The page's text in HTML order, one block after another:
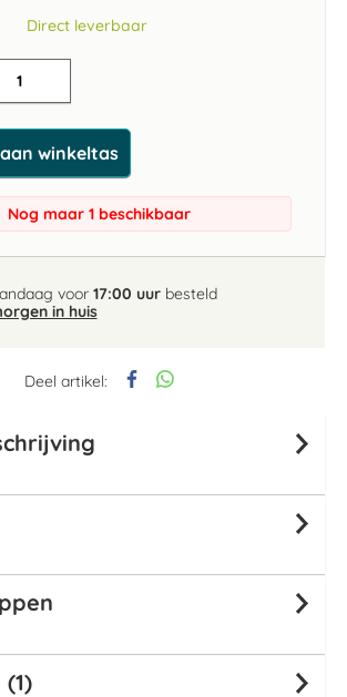
Deel artikel:
Direct leverbaar
winkeltas
Nog maar 1 beschikbaar
voor 17:00 uurbesteld
in huis